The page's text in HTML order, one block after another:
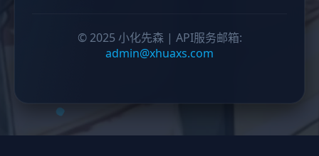
© 2025 小化先森 | API服务邮箱:
admin@xhuaxs.com